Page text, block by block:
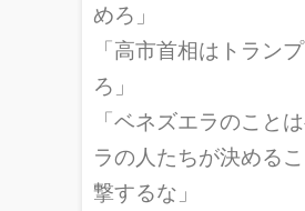
めろ」
「高市首相はトラン
ろ」
「ベネズエラのこと
ラの人たちが決める
撃するな」